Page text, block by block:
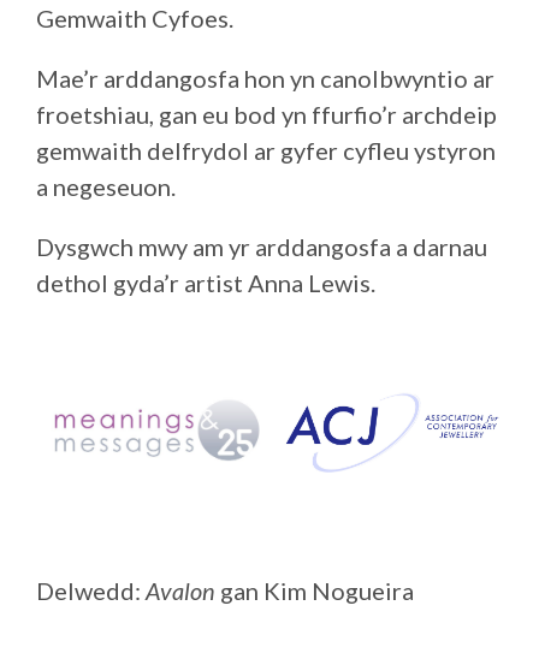
Gemwaith Cyfoes.
Mae’r arddangosfa hon yn canolbwyntio ar
froetshiau, gan eu bod yn ffurfio’r archdeip
gemwaith delfrydol ar gyfer cyfleu ystyron
a negeseuon.
Dysgwch mwy am yr arddangosfa a darnau
dethol gyda’r artist Anna Lewis.
Delwedd: Avalon gan Kim Nogueira